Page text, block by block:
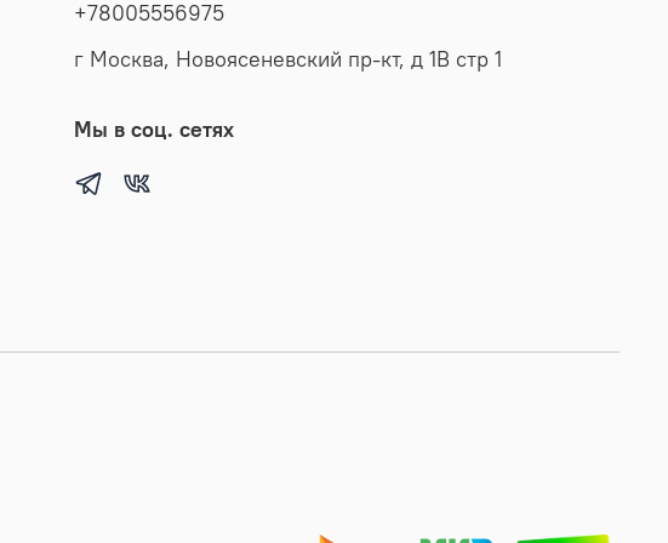
комплекции, прекрасно будет смотреться как с брюками, так и
спортивным и полным. Элегантный предмет мужской верхней
одежды подойдет и для офисного стиля, и для молодежных
кэжуал образов. Дубленка, куртка зимняя мужская
+78005556975
г Москва, Новоясеневский пр-кт, д 1В стр 1
Мы в соц. сетях